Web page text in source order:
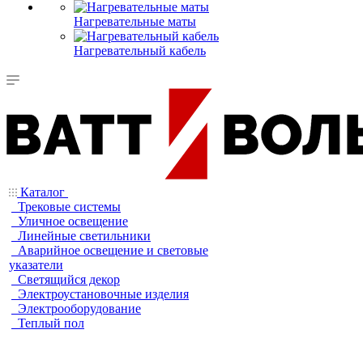
Нагревательные маты
Нагревательный кабель
Каталог
Трековые системы
Уличное освещение
Линейные светильники
Аварийное освещение и световые
указатели
Светящийся декор
Электроустановочные изделия
Электрооборудование
Теплый пол